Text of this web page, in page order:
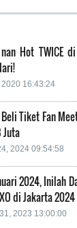
Hot TWICE
16:43:24
Tiket Fan
Juta
2024 09:54:58
2024, Inilah
di Jakarta 2024
2023 13:00:00